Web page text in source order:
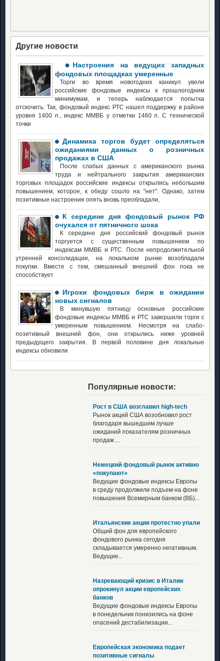
Другие новости
Настроения на ведущих западных
фондовых площадках умеренные
Торги во время новогодних каникул увели
российские фондовые индексы к прошлогодним
минимумам, и теперь наблюдается попытка
отскочить. Так, фондовый индекс РТС нашел поддержку в районе
уровня 1400 п., индекс ММВБ у отметки 1460 п. С технической
точки
Динамика торгов будет определяться
ожиданиями данных о розничных
продажах в США
После слабых данных с американского рынка
труда и нейтрального закрытия американских
торговых площадок российские индексы открылись небольшим
повышением, которое, к обеду сошло на "нет". Однако, затем
позитивные настроения опять вновь преобладали,
К середине дня фондовый рынок РФ
очухался от пятничного шока
К середине дня российский фондовый рынок
торгуется с существенным повышением по
индексам ММВБ и РТС. После непродолжительной
утренней консолидации, на локальном рынке возобладали
покупки. Вместе с тем, смешанный внешний фон пока не
способствует
Игроки фондовых бирж в ожидании
новых сигналов
В минувшую пятницу основные российские
фондовые индексы ММВБ и РТС завершили торги с
умеренным повышением. Несмотря на слабо-
позитивный внешний фон, они открылись ниже уровней
предыдущего закрытия. В первой половине дня локальные
индексы обновили
Популярные новости:
Рост в США возглавил high-tech
Рынок акций США возобновил рост
благодаря вышедшим лучше
ожиданий показателям розничных
продаж....
Немецкий фондовый рынок активно
«покупают»
Ведущие фондовые индексы Европы
в среду продолжили подъем на фоне
повышения Всемирным банком (ВБ)...
Итальянские акции протестно упали
Общий фон для европейского
фондового рынка сегодня
складывается умеренно негативным.
Ведущие...
Назревающий кризис в Италии
опрокинул акции европейских
банков
Ведущие фондовые индексы Европы
в понедельник понизились на фоне
опасений дестабилизации...
Европейская экономика подает
позитивные сигналы